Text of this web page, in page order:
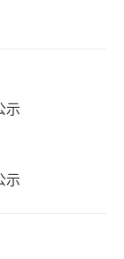
示
示